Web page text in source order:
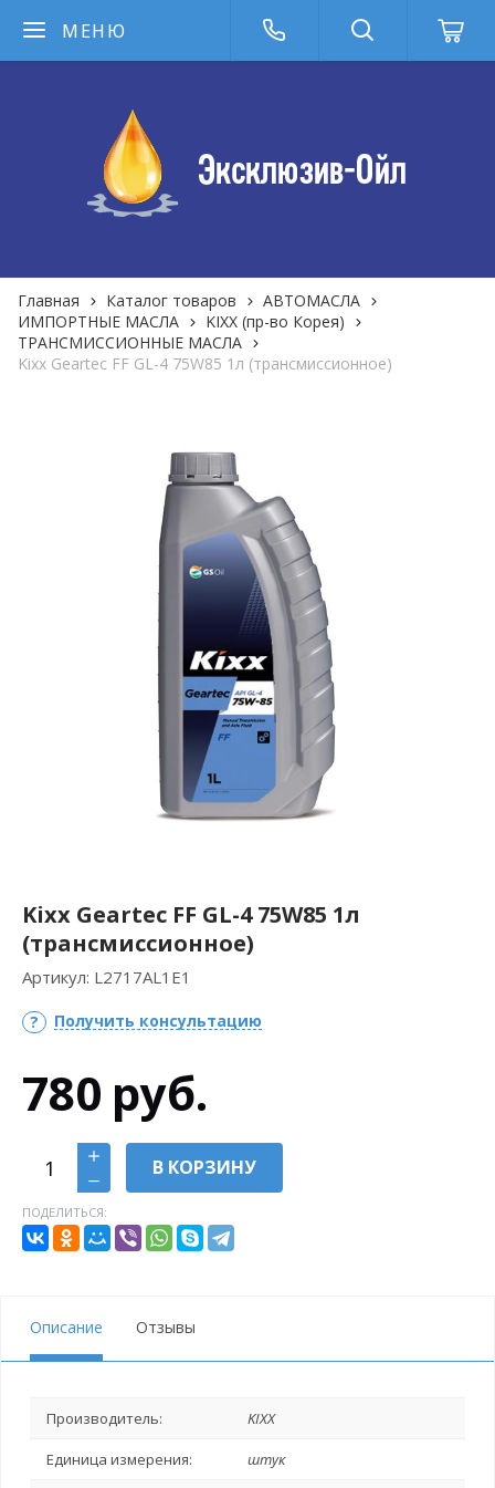
МЕНЮ
Главная Каталог товаров
АВТОМАСЛА
ИМПОРТНЫЕ МАСЛА
KIXX (пр-во Корея)
ТРАНСМИССИОННЫЕ МАСЛА
Kixx Geartec FF GL-4 75W85 1л (трансмиссионное)
Kixx Geartec FF GL-4 75W85 1л
(трансмиссионное)
Артикул: L2717AL1E1
Получить консультацию
780 руб.
В КОРЗИНУ
ПОДЕЛИТЬСЯ:
Описание Отзывы
Производитель: KIXX
Единица измерения: штук